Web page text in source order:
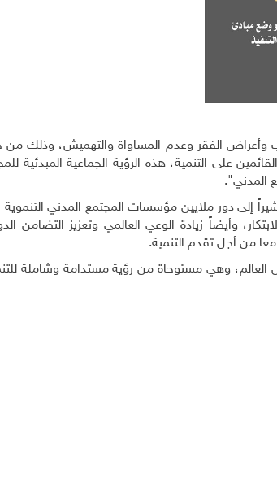
وأعراض الفقر وعدم المساواة والتهميش، وذلك من
على التنمية، هذه الرؤية الجماعية المبدئية
المدني".
إلى دور ملايين مؤسسات المجتمع المدني
وأيضاً زيادة الوعي العالمي وتعزيز التضامن
من أجل تقدم التنمية.
العالم، وهي مستوحاة من رؤية مستدامة وشاملة